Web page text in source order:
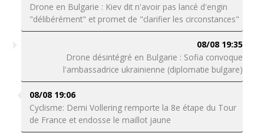
Drone en Bulgarie : Kiev dit n'avoir pas lancé d'engin
"délibérément" et promet de "clarifier les circonstances"
08/08 19:35
Drone désintégré en Bulgarie : Sofia convoque
l'ambassadrice ukrainienne (diplomatie bulgare)
08/08 19:06
Cyclisme: Demi Vollering remporte la 8e étape du Tour
de France et endosse le maillot jaune